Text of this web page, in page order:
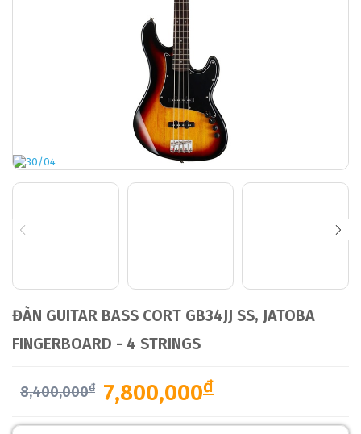
ĐÀN GUITAR BASS CORT GB34JJ SS, JATOBA
FINGERBOARD - 4 STRINGS
8,400,000đ 7,800,000đ